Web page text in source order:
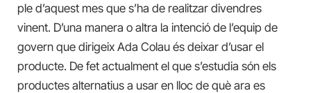
ple d’aquest mes que s’ha de realitzar divendres
vinent. D’una manera o altra la intenció de l’equip de
govern que dirigeix Ada Colau és deixar d’usar el
producte. De fet actualment el que s’estudia són els
productes alternatius a usar en lloc de què ara es